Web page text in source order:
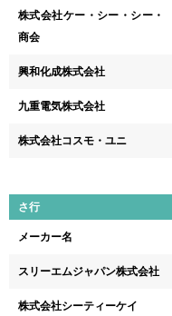
株式会社ケー・シー・シー・
商会
興和化成株式会社
九重電気株式会社
株式会社コスモ・ユニ
さ行
メーカー名
スリーエムジャパン株式会社
株式会社シーティーケイ